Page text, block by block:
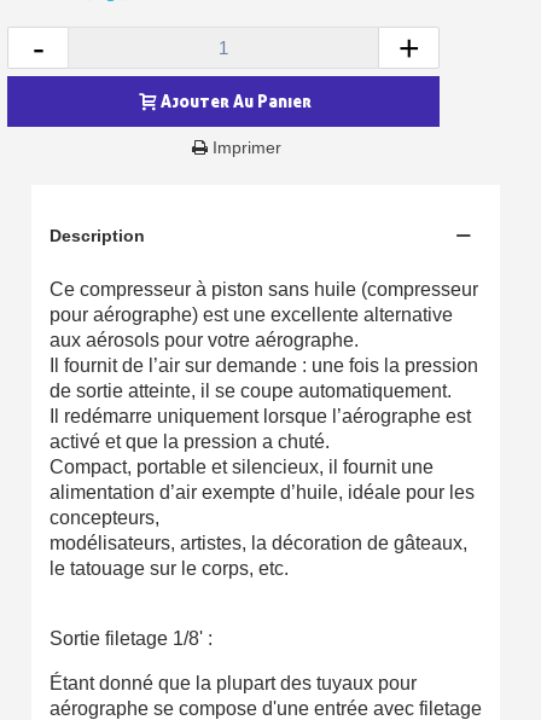
Inscription à la newsletter : 5€ de réduction
Livraison sous 24 h en France Métropolitaine
Livraison offerte en France métropolitaine pour 250€ d'achats
Paiement en 4x sans frais dès 30€ d'achats
Votre devis en ligne en moins d'1 minute
Partagez vos créations et obtenez des bons d'achat
Livraison sous 24 h en France Métropolitaine
Retour produits sous 14 jours
- +
Ajouter Au Panier
Imprimer
Description
Ce compresseur à piston sans huile (compresseur
pour aérographe) est une excellente alternative
aux aérosols pour votre aérographe.
Il fournit de l’air sur demande : une fois la pression
de sortie atteinte, il se coupe automatiquement.
Il redémarre uniquement lorsque l’aérographe est
activé et que la pression a chuté.
Compact, portable et silencieux, il fournit une
alimentation d’air exempte d’huile, idéale pour les
concepteurs,
modélisateurs, artistes, la décoration de gâteaux,
le tatouage sur le corps, etc.
Sortie filetage 1/8' :
Étant donné que la plupart des tuyaux pour
aérographe se compose d'une entrée avec filetage